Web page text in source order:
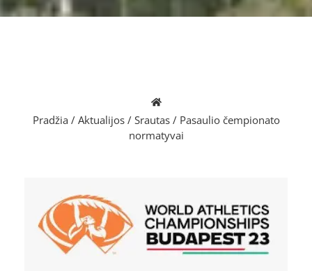
Pradžia / Aktualijos/ Srautas/ Pasaulio čempionato
normatyvai